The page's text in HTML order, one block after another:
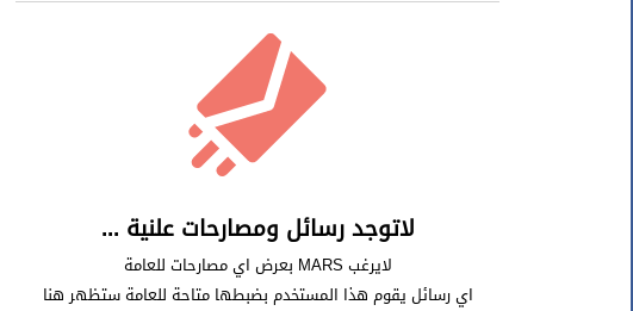
لاتوجد رسائل ومصارحات علنية ...
لايرغب MARS بعرض اي مصارحات للعامة
اي رسائل يقوم هذا المستخدم بضبطها متاحة للعامة ستظهر هنا